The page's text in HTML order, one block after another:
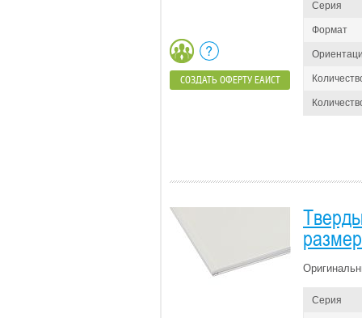
Серия
Формат
СОЗДАТЬ ОФЕРТУ ЕАИСТ
Серия